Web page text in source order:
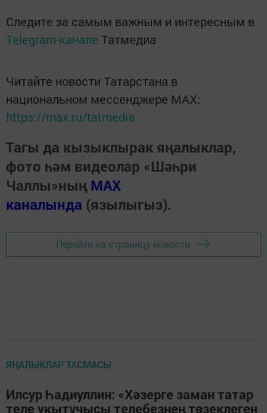
Следите за самым важным и интересным в
Telegram-канале Татмедиа
Читайте новости Татарстана в
национальном мессенджере MАХ:
https://max.ru/tatmedia
Тагы да кызыклырак яңалыклар,
фото һәм видеолар «Шәһри
Чаллы»ның MAX
каналында (язылыгыз).
Перейти на страницу новости
ЯҢАЛЫКЛАР ТАСМАСЫ
Илсур Һадиуллин: «Хәзерге заман татар
теле укытучысы телебезнең төзеклеген